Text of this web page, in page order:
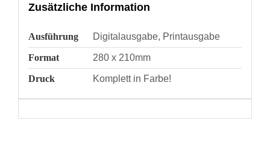
Zusätzliche Information
Ausführung Digitalausgabe, Printausgabe
Format 280 x 210mm
Druck Komplett in Farbe!